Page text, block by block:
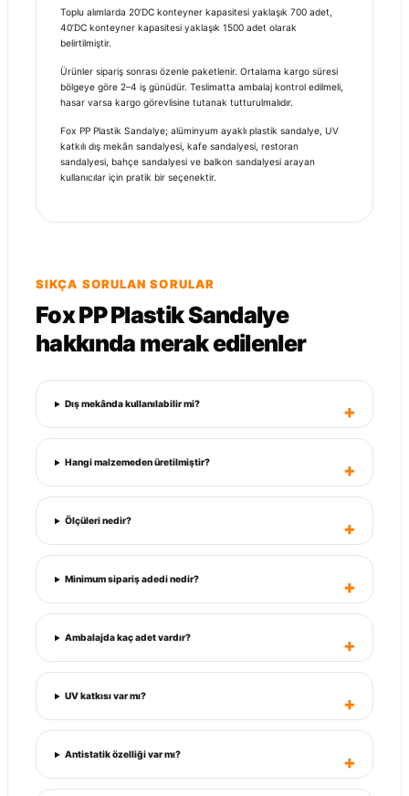
Toplu alımlarda 20’DC konteyner kapasitesi yaklaşık 700 adet,
40’DC konteyner kapasitesi yaklaşık 1500 adet olarak
belirtilmiştir.
Ürünler sipariş sonrası özenle paketlenir. Ortalama kargo süresi
bölgeye göre 2–4 iş günüdür. Teslimatta ambalaj kontrol edilmeli,
hasar varsa kargo görevlisine tutanak tutturulmalıdır.
Fox PP Plastik Sandalye; alüminyum ayaklı plastik sandalye, UV
katkılı dış mekân sandalyesi, kafe sandalyesi, restoran
sandalyesi, bahçe sandalyesi ve balkon sandalyesi arayan
kullanıcılar için pratik bir seçenektir.
SIKÇA SORULAN SORULAR
Fox PP Plastik Sandalye
hakkında merak edilenler
Dış mekânda kullanılabilir mi?
Hangi malzemeden üretilmiştir?
Ölçüleri nedir?
Minimum sipariş adedi nedir?
Ambalajda kaç adet vardır?
UV katkısı var mı?
Antistatik özelliği var mı?